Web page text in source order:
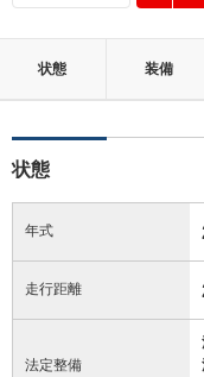
状態 装備
状態
年式
走行距離
法定整備